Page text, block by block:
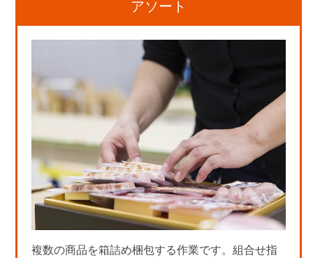
アソート
複数の商品を箱詰め梱包する作業です。組合せ指